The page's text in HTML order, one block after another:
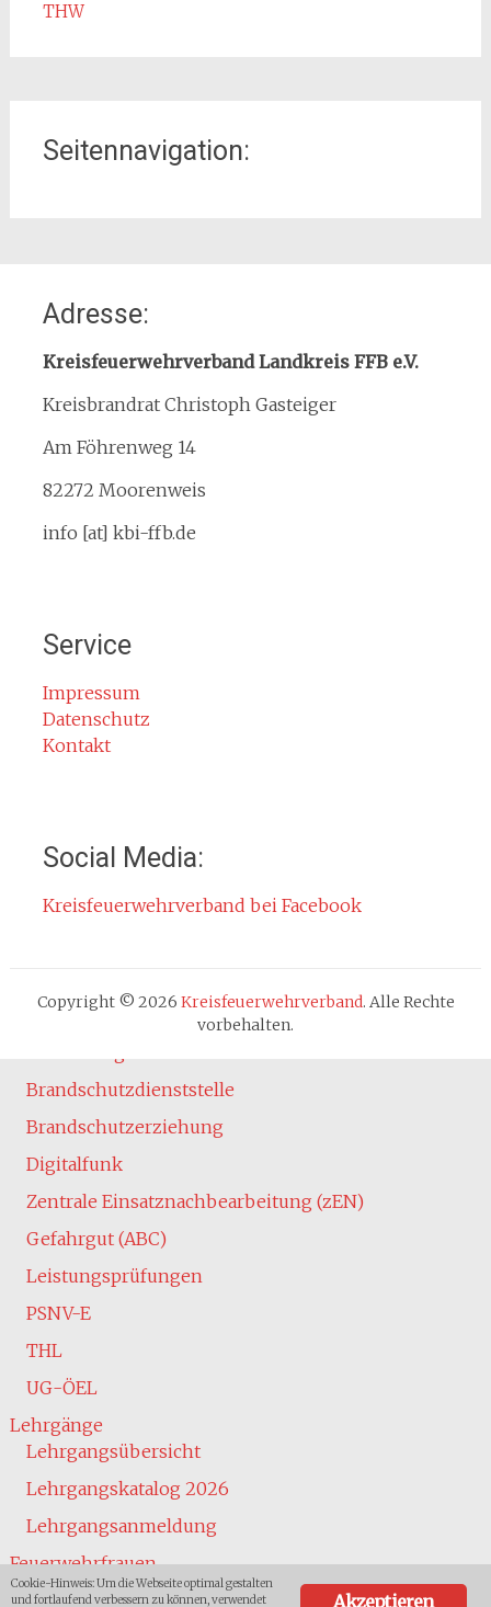
THW
Seitennavigation:
Organisation
Kreisfeuerwehrverband
Kreisbrandinspektion
Service
Rauchmelder
Rettungsgasse
Gefahr durch Kohlenmonoxid
Cookie-Hinweis
Atemschutz
Brandschutzdienststelle
Brandschutzerziehung
Digitalfunk
Zentrale Einsatznachbearbeitung (zEN)
Gefahrgut (ABC)
Leistungsprüfungen
PSNV-E
THL
UG-ÖEL
Lehrgänge
Lehrgangsübersicht
Lehrgangskatalog 2026
Lehrgangsanmeldung
Feuerwehrfrauen
Jugend
Adresse:
Kreisfeuerwehrverband Landkreis FFB e.V.
Kreisbrandrat Christoph Gasteiger
Am Föhrenweg 14
82272 Moorenweis
info [at] kbi-ffb.de
Service
Impressum
Datenschutz
Kontakt
Social Media:
Kreisfeuerwehrverband bei Facebook
Copyright © 2026 Kreisfeuerwehrverband. Alle Rechte
vorbehalten.
Akzeptieren
Cookie-Hinweis: Um die Webseite optimal gestalten
und fortlaufend verbessern zu können, verwendet